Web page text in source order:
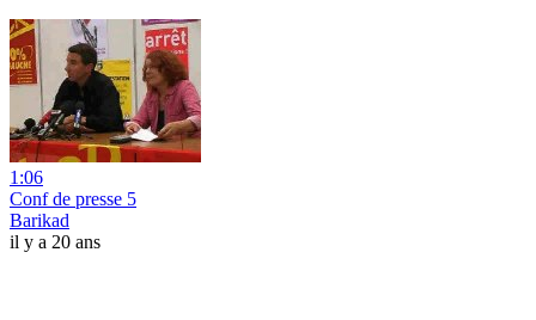
1:06
Conf de presse 5
Barikad
il y a 20 ans